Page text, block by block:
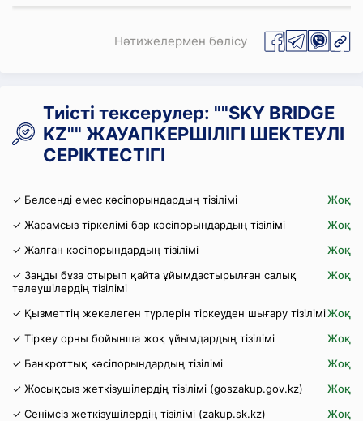
Нәтижелермен бөлісу
Тиісті тексерулер: ""SKY BRIDGE
KZ"" ЖАУАПКЕРШІЛІГІ ШЕКТЕУЛІ
СЕРІКТЕСТІГІ
✓ Белсенді емес кәсіпорындардың тізілімі
Жоқ
✓ Жарамсыз тіркелімі бар кәсіпорындардың тізілімі
Жоқ
✓ Жалған кәсіпорындардың тізілімі
Жоқ
✓ Заңды бұза отырып қайта ұйымдастырылған салық
төлеушілердің тізілімі
Жоқ
✓ Қызметтің жекелеген түрлерін тіркеуден шығару тізіліміЖоқ
✓ Тіркеу орны бойынша жоқ ұйымдардың тізілімі
Жоқ
✓ Банкроттық кәсіпорындардың тізілімі
Жоқ
✓ Жосықсыз жеткізушілердің тізілімі (goszakup.gov.kz)
Жоқ
✓ Сенімсіз жеткізушілердің тізілімі (zakup.sk.kz)
Жоқ